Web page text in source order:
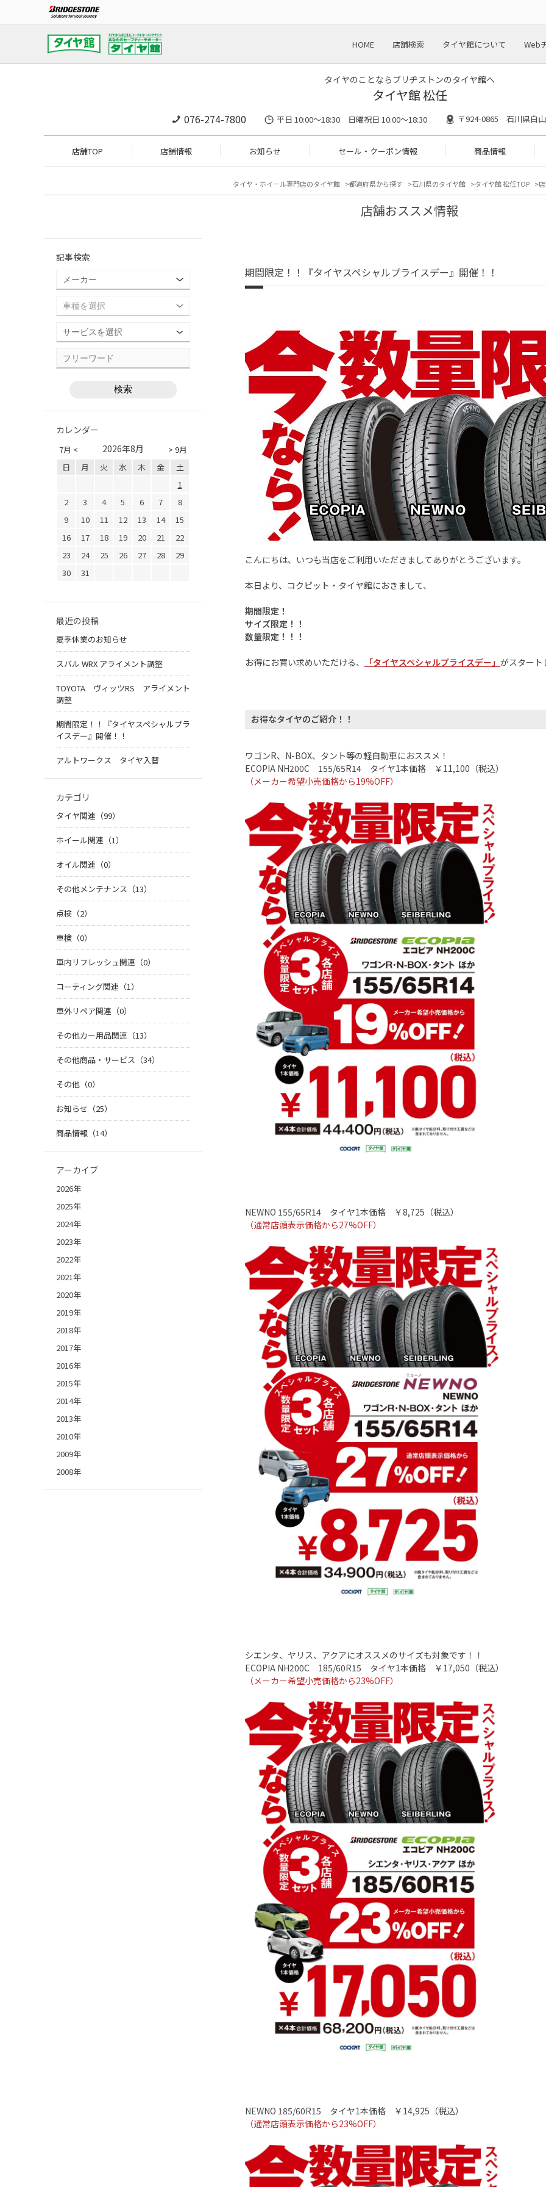
HOME 店舗検索 タイヤ館について Web
タイヤのことならブリヂストンのタイヤ館へ
タイヤ館 松任
076-274-7800 平日 10:00～18:30 日曜祝日 10:00～18:30 〒924-0865 石川県白
店舗TOP 店舗情報 お知らせ セール・クーポン情報 商品情報
タイヤ・ホイール専門店のタイヤ館 都道府県から探す 石川県のタイヤ館 タイヤ館 松任TOP
店舗おススメ情報
期間限定！！『タイヤスペシャルプライスデー』開催！！
こんにちは、いつも当店をご利用いただきましてありがとうございます。
本日より、コクピット・タイヤ館におきまして、
期間限定！
サイズ限定！！
数量限定！！！
お得にお買い求めいただける、 「タイヤスペシャルプライスデー」 がスタート
お得なタイヤのご紹介！！
ワゴンR、 N-BOX、タント等の軽自動車におススメ！
ECOPIA NH200C
155/65R14 タイヤ1本価格 ￥ 11,100 （税込）
（メーカー希望小売価格から19%OFF）
NEWNO 155/65R14 タイヤ1本価格 ￥8,725 （税込）
（通常店頭表示価格から27%OFF）
シエンタ、ヤリス、アクアにオススメのサイズも対象です！！
ECOPIA NH200C 185/60R15 タイヤ1本価格 ￥ 17,050 （税込）
（メーカー希望小売価格から23%OFF）
NEWNO 185/60R15 タイヤ1本価格 ￥14,925 （税込）
（通常店頭表示価格から23%OFF）
記事検索
カレンダー
7月 < > 9月
2026年8月
日 月 火 水 木 金
土
1
2
3 4 5 6 7
8
9
10 11 12 13 14
15
16
17 18 19 20 21
22
23
24 25 26 27 28
29
30
31
最近の投稿
夏季休業のお知らせ
スバル WRX アライメント調整
TOYOTA ヴィッツRS アライメント
調整
期間限定！！『タイヤスペシャルプラ
イスデー』開催！！
アルトワークス タイヤ入替
カテゴリ
タイヤ関連（99）
ホイール関連（1）
オイル関連（0）
その他メンテナンス（13）
点検（2）
車検（0）
車内リフレッシュ関連（0）
コーティング関連（1）
車外リペア関連（0）
その他カー用品関連（13）
その他商品・サービス（34）
その他（0）
お知らせ（25）
商品情報（14）
アーカイブ
2026年
2025年
2024年
2023年
2022年
2021年
2020年
2019年
2018年
2017年
2016年
2015年
2014年
2013年
2010年
2009年
2008年